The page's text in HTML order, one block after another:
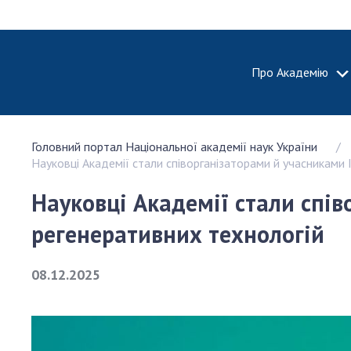
Про Академію
Про
Історія
100-річчя
Головний портал Національної академії наук України
Науковці Академії стали співорганізаторами й
Науковці Академії стали
регенеративних технологій
08.12.2025